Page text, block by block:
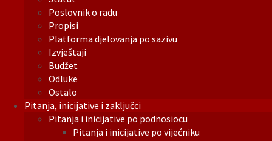
Poslovnik o radu
Propisi
Platforma djelovanja po sazivu
Izvještaji
Budžet
Odluke
Ostalo
Pitanja, inicijative i zaključci
Pitanja i inicijative po podnosiocu
Pitanja i inicijative po vijećniku